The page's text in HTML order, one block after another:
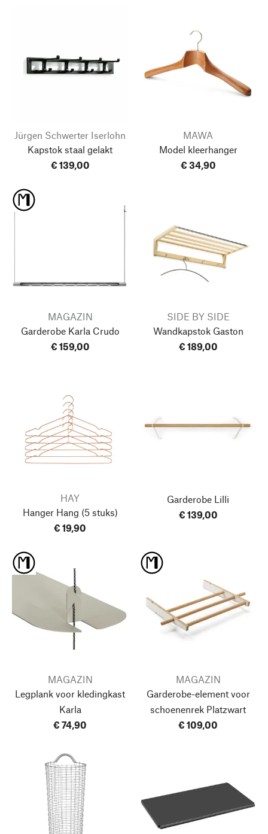
Jürgen Schwerter Iserlohn
Kapstok staal gelakt
€ 139,00
MAWA
Model kleerhanger
€ 34,90
MAGAZIN
Garderobe Karla Crudo
€ 159,00
SIDE BY SIDE
Wandkapstok Gaston
€ 189,00
HAY
Hanger Hang (5 stuks)
€ 19,90
Garderobe Lilli
€ 139,00
MAGAZIN
Legplank voor kledingkast
Karla
€ 74,90
MAGAZIN
Garderobe-element voor
schoenenrek Platzwart
€ 109,00